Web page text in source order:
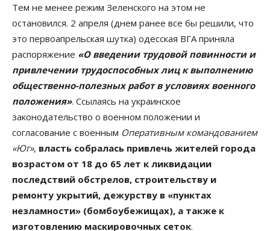
Тем не менее режим Зеленского на этом не
остановился. 2 апреля (днем ранее все бы решили, что
это первоапрельская шутка) одесская ВГА приняла
распоряжение «О введении трудовой повинности и
привлечении трудоспособных лиц к выполнению
общественно-полезных работ в условиях военного
положения». Ссылаясь на украинское
законодательство о военном положении и
согласование с военным Оперативным командованием
«Юг», власть собралась привлечь жителей города
возрастом от 18 до 65 лет к ликвидации
последствий обстрелов, строительству и
ремонту укрытий, дежурству в «пунктах
незламности» (бомбоубежищах), а также к
изготовлению маскировочных сеток.